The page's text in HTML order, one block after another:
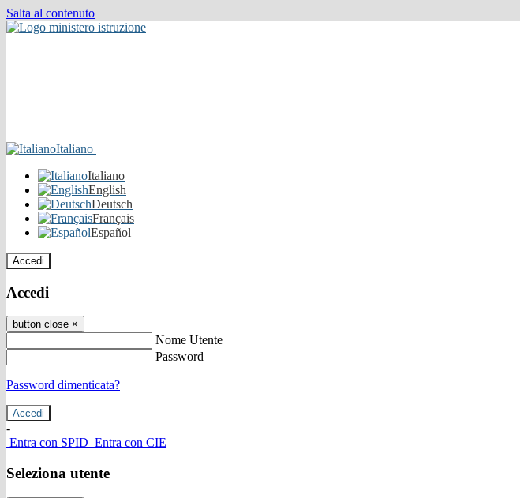
Salta al contenuto
Italiano
Italiano
English
Deutsch
Français
Español
Accedi
Accedi
button close ×
Nome Utente
Password
Password dimenticata?
-
Entra con SPID Entra con CIE
Seleziona utente